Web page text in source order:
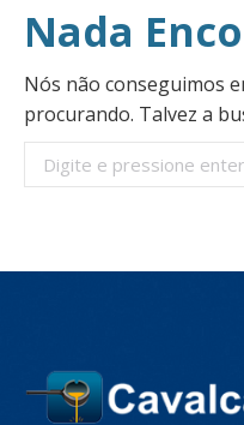
Nada
Nós não conseguimos
procurando. Talvez a
Buscar